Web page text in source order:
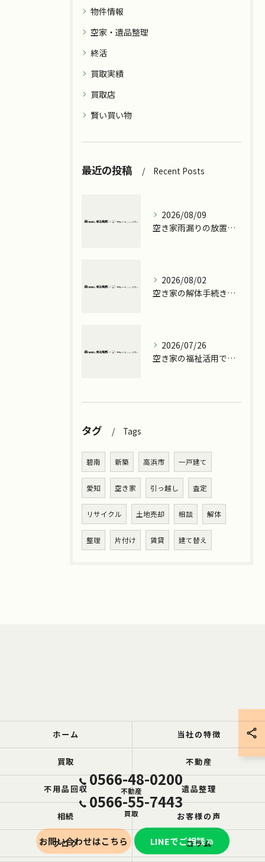
物件情報
空家・遺品整理
終活
買取実績
買取店
賢い買い物
最近の投稿 Recent Posts
2026/08/09
空き家雨漏りの放置が招くリスクと早めの対策ポイント
2026/08/02
空き家の解体手続きと費用相場を愛知県碧南市名古屋市熱田区で徹底解説
2026/07/26
空き家の福祉活用で地域課題と収益化を同時に解決する実践ガイド
タグ Tags
碧南 新築 高浜市 一戸建て
愛知 空き家 引っ越し 査定
リサイクル 土地売却 相談 解体
整理 片付け 賃貸 建て替え
0566-48-0200
不動産
0566-55-7443
買取
お問い合わせはこちら LINEでご相談
ホーム 当社の特徴
買取 不動産
不用品回収 遺品整理
相続 お客様の声
ブログ コラム